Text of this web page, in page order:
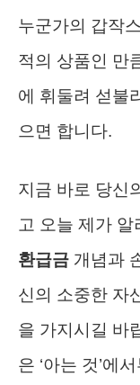
누군가의 갑작
적의 상품인 만
에 휘둘려 섣불
으면 합니다.
지금 바로 당신
고 오늘 제가 알
환급금 개념과
신의 소중한 자
을 가지시길 바
은 ‘아는 것’에